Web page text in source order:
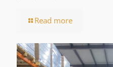
Read more